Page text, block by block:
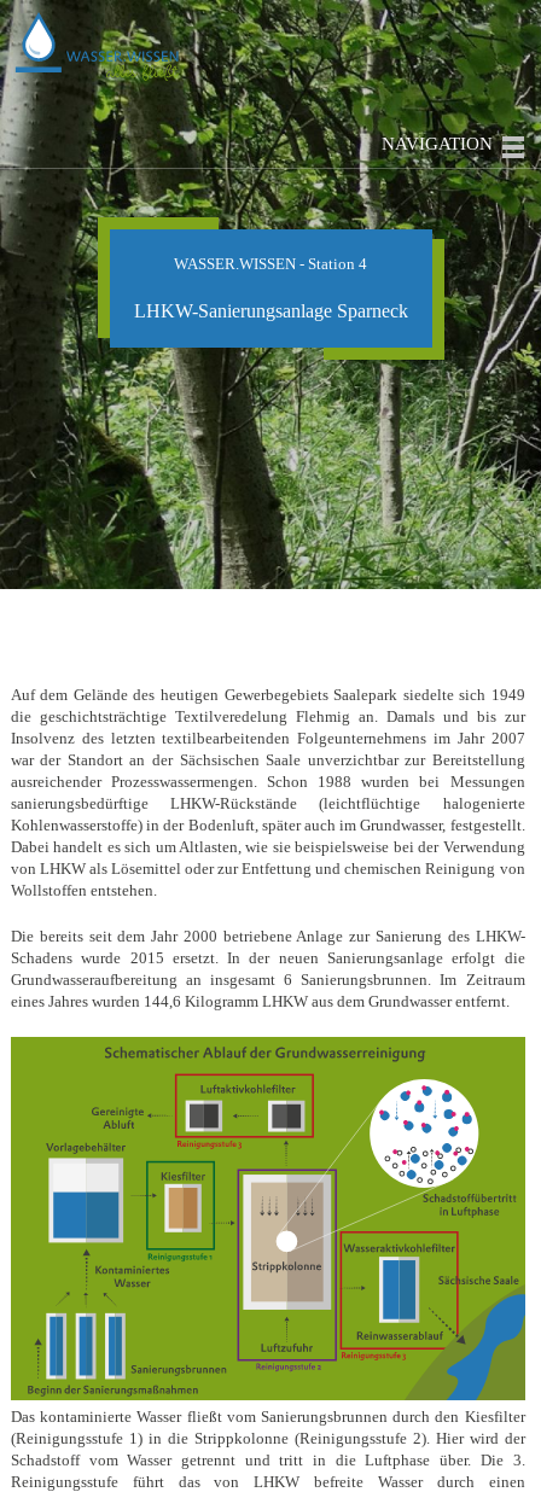
NAVIGATION
WASSER.WISSEN - Station 4
LHKW-Sanierungsanlage Sparneck
Auf dem Gelände des heutigen Gewerbegebiets Saalepark siedelte sich 1949
die geschichtsträchtige Textilveredelung Flehmig an. Damals und bis zur
Insolvenz des letzten textilbearbeitenden Folgeunternehmens im Jahr 2007
war der Standort an der Sächsischen Saale unverzichtbar zur Bereitstellung
ausreichender Prozesswassermengen. Schon 1988 wurden bei Messungen
sanierungsbedürftige LHKW-Rückstände (leichtflüchtige halogenierte
Kohlenwasserstoffe) in der Bodenluft, später auch im Grundwasser, festgestellt.
Dabei handelt es sich um Altlasten, wie sie beispielsweise bei der Verwendung
von LHKW als Lösemittel oder zur Entfettung und chemischen Reinigung von
Wollstoffen entstehen.
Die bereits seit dem Jahr 2000 betriebene Anlage zur Sanierung des LHKW-
Schadens wurde 2015 ersetzt. In der neuen Sanierungsanlage erfolgt die
Grundwasseraufbereitung an insgesamt 6 Sanierungsbrunnen. Im Zeitraum
eines Jahres wurden 144,6 Kilogramm LHKW aus dem Grundwasser entfernt.
Das kontaminierte Wasser fließt vom Sanierungsbrunnen durch den Kiesfilter
(Reinigungsstufe 1) in die Strippkolonne (Reinigungsstufe 2). Hier wird der
Schadstoff vom Wasser getrennt und tritt in die Luftphase über. Die 3.
Reinigungsstufe führt das von LHKW befreite Wasser durch einen